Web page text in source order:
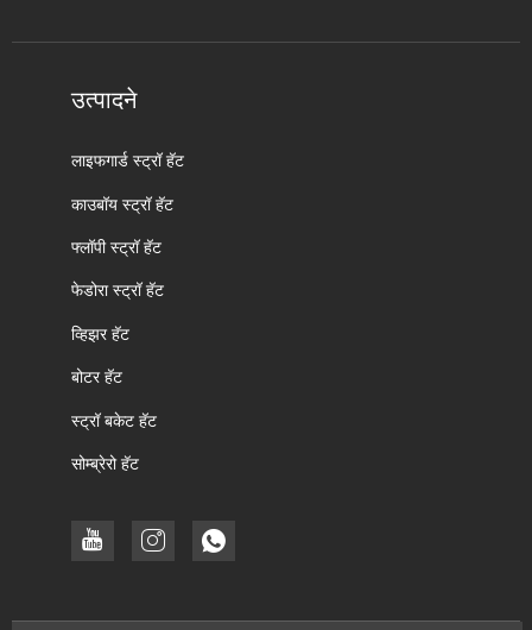
उत्पादने
लाइफगार्ड स्ट्रॉ हॅट
काउबॉय स्ट्रॉ हॅट
फ्लॉपी स्ट्रॉ हॅट
फेडोरा स्ट्रॉ हॅट
व्हिझर हॅट
बोटर हॅट
स्ट्रॉ बकेट हॅट
सोम्ब्रेरो हॅट